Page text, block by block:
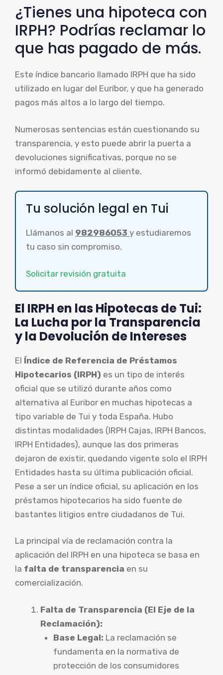
¿Tienes una hipoteca con
IRPH? Podrías reclamar lo
que has pagado de más.
Este índice bancario llamado IRPH que ha sido
utilizado en lugar del Euríbor, y que ha generado
pagos más altos a lo largo del tiempo.
Numerosas sentencias están cuestionando su
transparencia, y esto puede abrir la puerta a
devoluciones significativas, porque no se
informó debidamente al cliente.
Tu solución legal en Tui
Llámanos al 982986053 y estudiaremos
tu caso sin compromiso.
Solicitar revisión gratuita
El IRPH en las Hipotecas de Tui:
La Lucha por la Transparencia
y la Devolución de Intereses
El Índice de Referencia de Préstamos
Hipotecarios (IRPH) es un tipo de interés
oficial que se utilizó durante años como
alternativa al Euribor en muchas hipotecas a
tipo variable de Tui y toda España. Hubo
distintas modalidades (IRPH Cajas, IRPH Bancos,
IRPH Entidades), aunque las dos primeras
dejaron de existir, quedando vigente solo el IRPH
Entidades hasta su última publicación oficial.
Pese a ser un índice oficial, su aplicación en los
préstamos hipotecarios ha sido fuente de
bastantes litigios entre ciudadanos de Tui.
La principal vía de reclamación contra la
aplicación del IRPH en una hipoteca se basa en
la falta de transparencia en su
comercialización.
Falta de Transparencia (El Eje de la
Reclamación):
Base Legal: La reclamación se
fundamenta en la normativa de
protección de los consumidores